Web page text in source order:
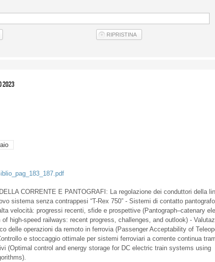
2023
CORRENTE E PANTOGRAFI: La regolazione dei conduttori della
sistema senza contrappesi “T-Rex 750” - Sistemi di contatto
velocità: progressi recenti, sfide e prospettive (Pantograph–catenary
high‑speed railways: recent progress, challenges, and outlook) -
delle operazioni da remoto in ferrovia (Passenger Acceptability of
e stoccaggio ottimale per sistemi ferroviari a corrente continua
(Optimal control and energy storage for DC electric train systems using